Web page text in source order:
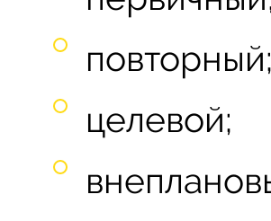
повторный;
целевой;